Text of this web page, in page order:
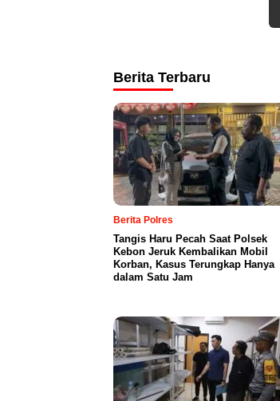
Berita Terbaru
Berita Polres
Tangis Haru Pecah Saat Polsek
Kebon Jeruk Kembalikan Mobil
Korban, Kasus Terungkap Hanya
dalam Satu Jam